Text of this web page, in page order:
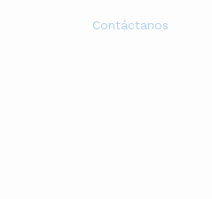
Contáctanos